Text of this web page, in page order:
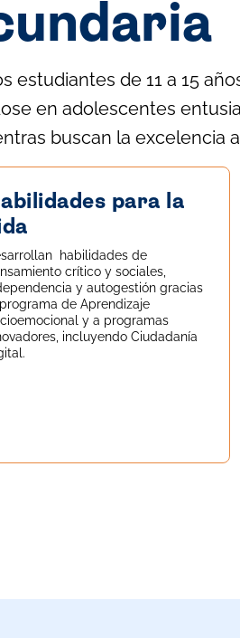
estudiantes de 11 a 15
en adolescentes
buscan la excelencia
para la
habilidades de
crítico y sociales,
y autogestión gracias
de Aprendizaje
y a programas
incluyendo Ciudadanía